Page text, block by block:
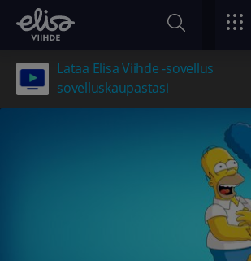
Lataa Elisa Viihde -sovellus
sovelluskaupastasi